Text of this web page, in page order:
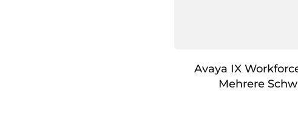
Avaya IX
Mehrere